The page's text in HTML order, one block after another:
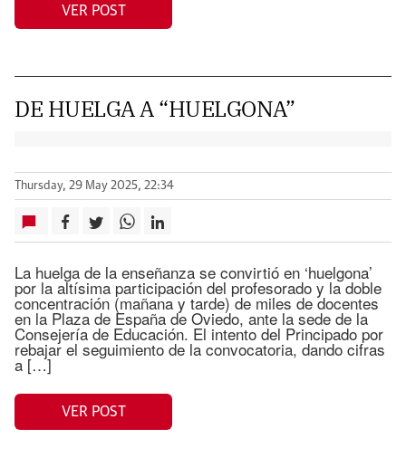
VER POST
DE HUELGA A “HUELGONA”
Thursday, 29 May 2025, 22:34
La huelga de la enseñanza se convirtió en ‘huelgona’
por la altísima participación del profesorado y la doble
concentración (mañana y tarde) de miles de docentes
en la Plaza de España de Oviedo, ante la sede de la
Consejería de Educación. El intento del Principado por
rebajar el seguimiento de la convocatoria, dando cifras
a […]
VER POST